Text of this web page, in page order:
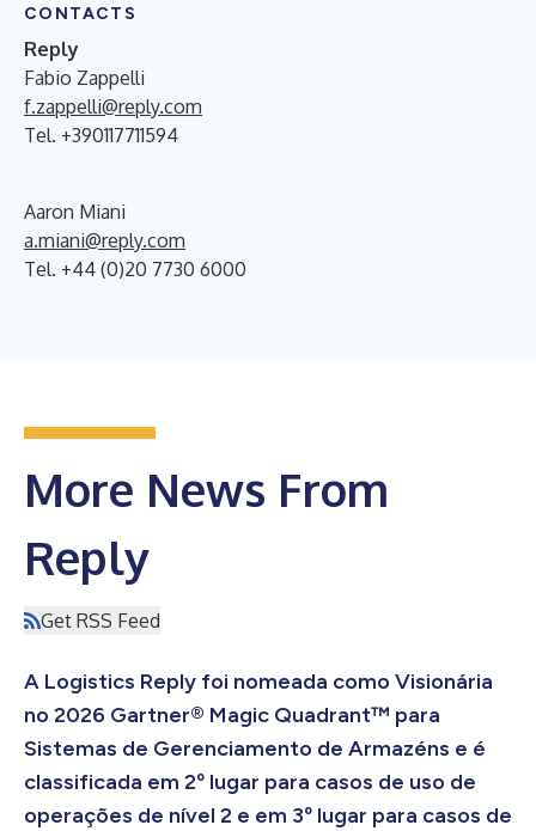
CONTACTS
Reply
Fabio Zappelli
f.zappelli@reply.com
Tel. +390117711594
Aaron Miani
a.miani@reply.com
Tel. +44 (0)20 7730 6000
More News From
Reply
Get RSS Feed
A Logistics Reply foi nomeada como Visionária
no 2026 Gartner® Magic Quadrant™ para
Sistemas de Gerenciamento de Armazéns e é
classificada em 2º lugar para casos de uso de
operações de nível 2 e em 3º lugar para casos de